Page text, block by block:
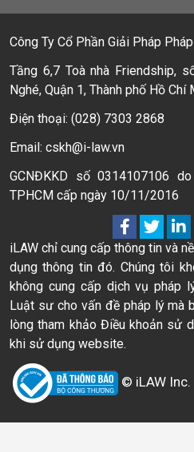
Công Ty Cổ Phần Giải Pháp
Tầng 6,7 Toà nhà Friendship,
Nghé, Quận 1, Thành phố Hồ Chí
Điện thoại: (028) 7303 2868
Email: cskh@i-law.vn
GCNĐKKD số 0314107106
TPHCM cấp ngày 10/11/2016
iLAW chỉ cung cấp thông tin và
dụng thông tin đó. Chúng tôi
không cung cấp dịch vụ pháp
Luật sư cho vấn đề pháp lý mà
lòng tham khảo Điều khoản sử
khi sử dụng website.
© iLAW